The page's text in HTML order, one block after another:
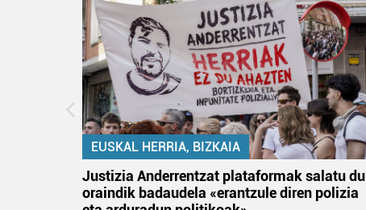
EUSKAL HERRIA, BIZKAIA
Justizia Anderrentzat plataformak salatu du
oraindik badaudela «erantzule diren polizia